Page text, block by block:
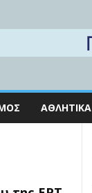
ΑΘΛΗΤΙΚΆ